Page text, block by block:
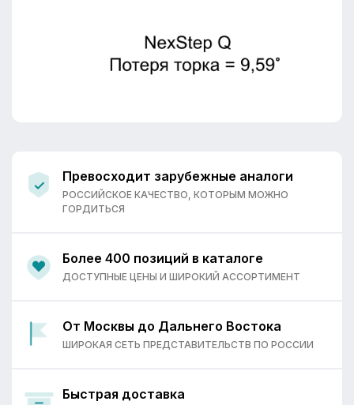
Превосходит зарубежные аналоги
РОССИЙСКОЕ КАЧЕСТВО, КОТОРЫМ МОЖНО
ГОРДИТЬСЯ
Более 400 позиций в каталоге
ДОСТУПНЫЕ ЦЕНЫ И ШИРОКИЙ АССОРТИМЕНТ
От Москвы до Дальнего Востока
ШИРОКАЯ СЕТЬ ПРЕДСТАВИТЕЛЬСТВ ПО РОССИИ
Быстрая доставка